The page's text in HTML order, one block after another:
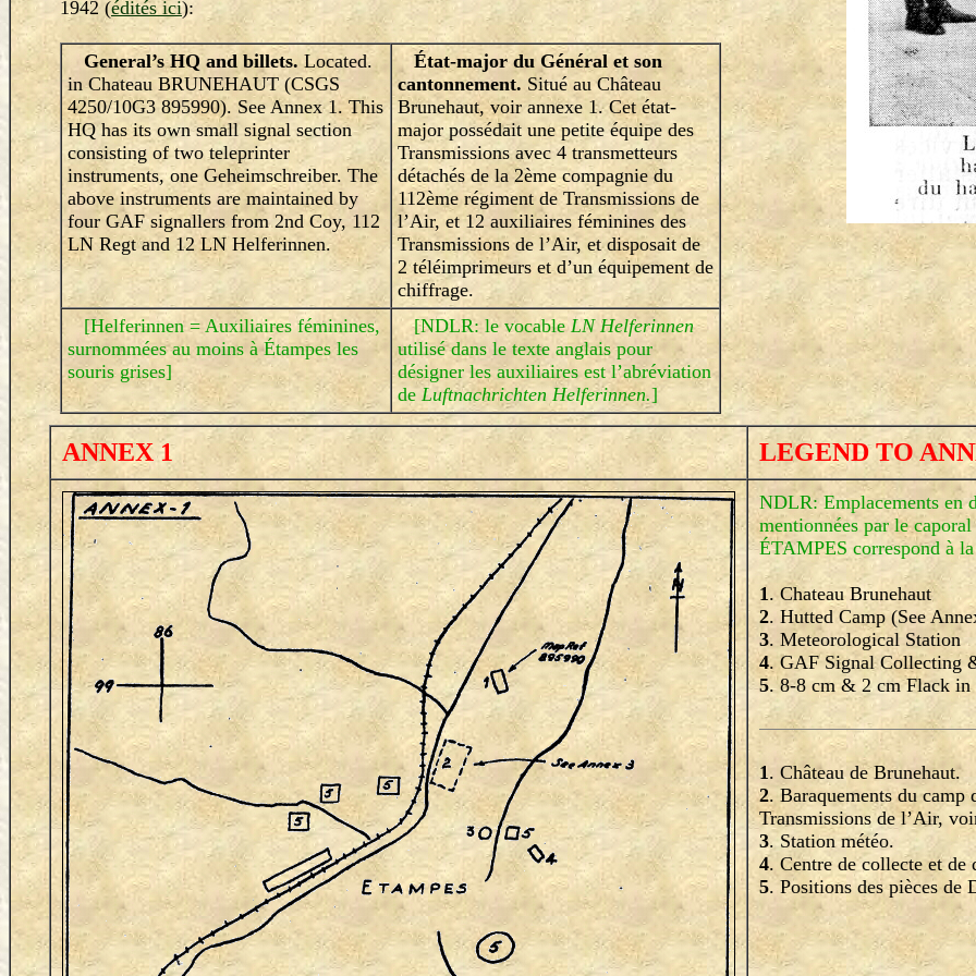
1942 (édités ici):
General’s HQ and billets. Located.
in Chateau BRUNEHAUT (CSGS
4250/10G3 895990). See Annex 1. This
HQ has its own small signal section
consisting of two teleprinter
instruments, one Geheimschreiber. The
above instruments are maintained by
four GAF signallers from 2nd Coy, 112
LN Regt and 12 LN Helferinnen.
État-major du Général et son
cantonnement. Situé au Château
Brunehaut, voir annexe 1. Cet état-
major possédait une petite équipe des
Transmissions avec 4 transmetteurs
détachés de la 2ème compagnie du
112ème régiment de Transmissions de
l’Air, et 12 auxiliaires féminines des
Transmissions de l’Air, et disposait de
2 téléimprimeurs et d’un équipement de
chiffrage.
[Helferinnen = Auxiliaires féminines,
surnommées au moins à Étampes les
souris grises]
[NDLR: le vocableLN Helferinnen
utilisé dans le texte anglais pour
désigner les auxiliaires est l’abréviation
de Luftnachrichten Helferinnen.]
ANNEX 1 LEGEND TO
NDLR: Emplacements en
mentionnées par le
ÉTAMPES correspond à
1. Chateau Brunehaut
2. Hutted Camp (See
3. Meteorological Station
4. GAF Signal Collecting
5. 8-8 cm & 2 cm Flack in
1. Château de Brunehaut.
2. Baraquements du camp
Transmissions de l’Air,
3. Station météo.
4. Centre de collecte et
5. Positions des pièces